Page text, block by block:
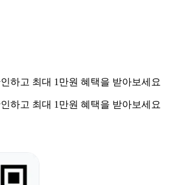
하고 최대 1만원 혜택을 받아보세요
하고 최대 1만원 혜택을 받아보세요